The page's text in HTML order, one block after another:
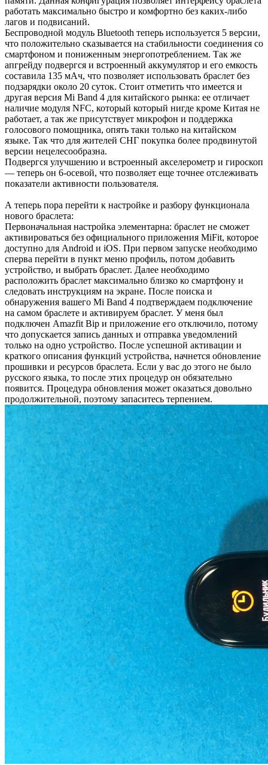
работать максимально быстро и комфортно без каких-либо
лагов и подвисаний.
Беспроводной модуль Bluetooth теперь используется 5 версии,
что положительно сказывается на стабильности соединения со
смартфоном и пониженным энергопотреблением. Так же
апгрейду подвергся и встроенный аккумулятор и его емкость
составила 135 мАч, что позволяет использовать браслет без
подзарядки около 20 суток. Стоит отметить что имеется и
другая версия Mi Band 4 для китайского рынка: ее отличает
наличие модуля NFC, который который нигде кроме Китая не
работает, а так же присутствует микрофон и поддержка
голосового помощника, опять таки только на китайском
языке. Так что для жителей СНГ покупка более продвинутой
версии нецелесообразна.
Подвергся улучшению и встроенный акселерометр и гироскоп
— теперь он 6-осевой, что позволяет еще точнее отслеживать
показатели активности пользователя.
А теперь пора перейти к настройке и разбору функционала
нового браслета:
Первоначальная настройка элементарна: браслет не сможет
активироваться без официального приложения MiFit, которое
доступно для Android и iOS. При первом запуске необходимо
сперва перейти в пункт меню профиль, потом добавить
устройство, и выбрать браслет. Далее необходимо
расположить браслет максимально близко ко смартфону и
следовать инструкциям на экране. После поиска и
обнаружения вашего Mi Band 4 подтверждаем подключение
на самом браслете и активируем браслет. У меня был
подключен Amazfit Bip и приложение его отключило, потому
что допускается запись данных и отправка уведомлений
только на одно устройство. После успешной активации и
краткого описания функций устройства, начнется обновление
прошивки и ресурсов браслета. Если у вас до этого не было
русского языка, то после этих процедур он обязательно
появится. Процедура обновления может оказаться довольно
продолжительной, поэтому запаситесь терпением.